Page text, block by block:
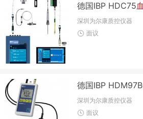
德国IBP HDC75
深圳为尔康质控仪器
面议
德国IBP
深圳为尔康质控仪器
面议